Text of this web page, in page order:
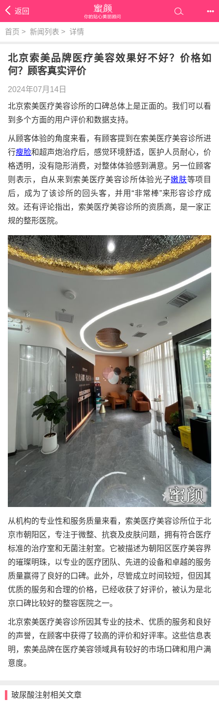
返回 •••
首页 > 新闻列表 > 详情
北京索美品牌医疗美容效果好不好？价格如
何？顾客真实评价
2024年07月14日
北京索美医疗美容诊所的口碑总体上是正面的。我们可以看
到多个方面的用户评价和数据支持。
从顾客体验的角度来看，有顾客提到在索美医疗美容诊所进
行瘦脸和超声炮治疗后，感觉环境舒适，医护人员耐心，价
格透明，没有隐形消费，对整体体验感到满意。另一位顾客
则表示，自从来到索美医疗美容诊所体验光子嫩肤等项目
后，成为了该诊所的回头客，并用“非常棒”来形容诊疗成
效。还有评论指出，索美医疗美容诊所的资质高，是一家正
规的整形医院。
从机构的专业性和服务质量来看，索美医疗美容诊所位于北
京市朝阳区，专注于微整、抗衰及皮肤问题，拥有符合医疗
标准的治疗室和无菌注射室。它被描述为朝阳区医疗美容界
的璀璨明珠，以专业的医疗团队、先进的设备和卓越的服务
质量赢得了良好的口碑。此外，尽管成立时间较短，但因其
优质的服务和合理的价格，已经收获了好评价，被认为是北
京口碑比较好的整容医院之一。
北京索美医疗美容诊所因其专业的技术、优质的服务和良好
的声誉，在顾客中获得了较高的评价和好评率。这些信息表
明，索美品牌在医疗美容领域具有较好的市场口碑和用户满
意度。
玻尿酸注射相关文章